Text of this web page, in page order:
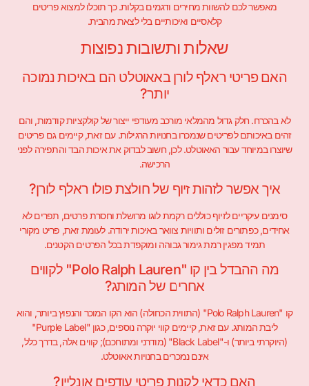
מאפשר לכם להשוות מחירים ודגמים בקלות. כך תוכלו למצוא פריטים
קלאסיים ואיכותיים בלי לצאת מהבית.
שאלות ותשובות נפוצות
האם פריטי ראלף לורן באאוטלט הם באיכות נמוכה
יותר?
לא בהכרח. חלק גדול מהמלאי מורכב מעודפי ייצור של קולקציות קודמות, והם
זהים באיכותם לפריטים שנמכרו בחנויות הרגילות. עם זאת, קיימים גם פריטים
שיוצרו במיוחד עבור האאוטלט. לכן, חשוב לבדוק את איכות הבד והתפירה לפני
הרכישה.
איך אפשר לזהות זיוף של חולצת פולו ראלף לורן?
סימנים עיקריים לזיוף כוללים רקמת לוגו מרושלת וחסרת פרטים, תפרים לא
אחידים, כפתורים זולים ותוויות צוואר באיכות ירודה. לעומת זאת, פריט מקורי
תמיד מפגין רמת גימור גבוהה ומוקפדת בכל הפרטים הקטנים.
מה ההבדל בין קו "Polo Ralph Lauren" לקווים
אחרים של המותג?
קו "Polo Ralph Lauren" (התווית הכחולה) הוא הקו המוכר והנפוץ ביותר, והוא
ליבת המותג. עם זאת, קיימים קווי יוקרה נוספים, כגון "Purple Label"
(היוקרתי ביותר) ו-"Black Label" (מודרני ומתוחכם); קווים אלה, בדרך כלל,
אינם נמכרים בחנויות אאוטלט.
האם כדאי לקנות פריטי עודפים אונליין?